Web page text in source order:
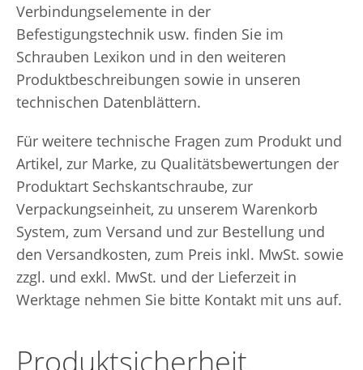
Verbindungselemente in der
Befestigungstechnik usw. finden Sie im
Schrauben Lexikon und in den weiteren
Produktbeschreibungen sowie in unseren
technischen Datenblättern.
Für weitere technische Fragen zum Produkt und
Artikel, zur Marke, zu Qualitätsbewertungen der
Produktart Sechskantschraube, zur
Verpackungseinheit, zu unserem Warenkorb
System, zum Versand und zur Bestellung und
den Versandkosten, zum Preis inkl. MwSt. sowie
zzgl. und exkl. MwSt. und der Lieferzeit in
Werktage nehmen Sie bitte Kontakt mit uns auf.
Produktsicherheit